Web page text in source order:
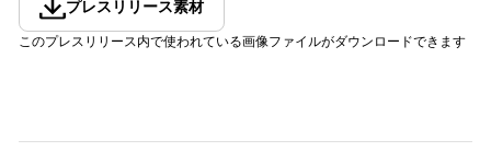
プレスリリース素材
このプレスリリース内で使われている画像ファイルがダウンロードできます